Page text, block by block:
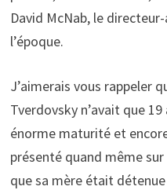
David McNab, le
l’époque.
J’aimerais vous rappeler
Tverdovsky n’avait que
énorme maturité et
présenté quand même
que sa mère était